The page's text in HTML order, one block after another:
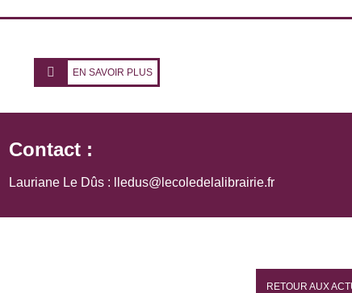
EN SAVOIR PLUS
Contact :
Lauriane Le Dûs : lledus@lecoledelalibrairie.fr
RETOUR AUX